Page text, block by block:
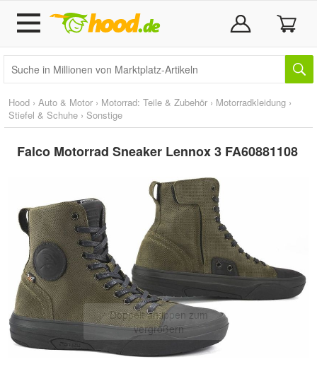
Hood › Auto & Motor › Motorrad: Teile & Zubehör › Motorradkleidung ›
Stiefel & Schuhe › Sonstige
Falco Motorrad Sneaker Lennox 3 FA60881108
Doppelt antippen zum
vergrößern